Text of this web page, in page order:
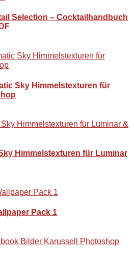
Selection – Cocktailhandbuch
Sky Himmelstexturen für
Himmelstexturen für Luminar
Pack 1